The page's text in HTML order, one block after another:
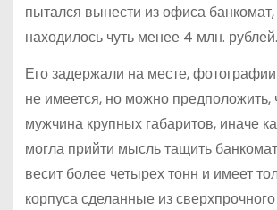
пытался вынести из офиса
находилось чуть менее 4 млн. рублей.
Его задержали на месте,
не имеется, но можно предположить,
мужчина крупных габаритов, иначе
могла прийти мысль тащить
весит более четырех тонн и имеет
корпуса сделанные из